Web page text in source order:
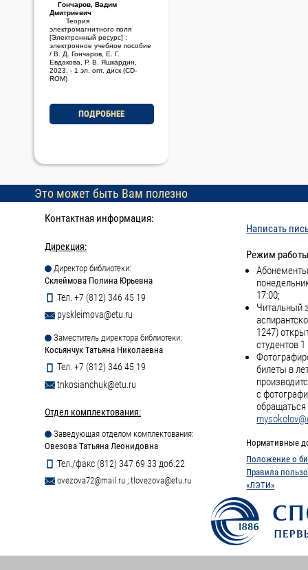
Гончаров, Вадим
Дмитриевич
Теория
электромагнитного поля
[Электронный ресурс] :
электронное учебное пособие
/ В. Д. Гончаров, Е. Г.
Евдакова, Р. В. Яшкардин,
2023. - 1 эл. опт. диск (CD-
ROM)
ПОДРОБНЕЕ
Это может быть Вам полезно
Контактная информация:
Дирекция:
Директор библиотеки:
Склеймова Полина Юрьевна
Тел. +7 (812) 346 45 19
pyskleimova@etu.ru
Заместитель директора библиотеки:
Косьянчук Татьяна Николаевна
Тел. +7 (812) 346 45 19
tnkosianchuk@etu.ru
Отдел комплектования:
Заведующая отделом комплектования:
Овезова Татьяна Леонидовна
Тел./факс (812) 347 69 33 доб.22
ovezova72@mail.ru ; tlovezova@etu.ru
Написать
Режим
17:00;
Читальный
1247)
студентов
билеты в
с
обращаться
Нормативные
Положение о
Правила
«ЛЭТИ»